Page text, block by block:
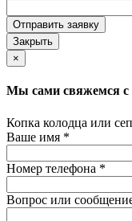
Отправить заявку
Закрыть
×
Мы сами свяжемся с
Копка колодца или
Ваше имя *
Номер телефона *
Вопрос или